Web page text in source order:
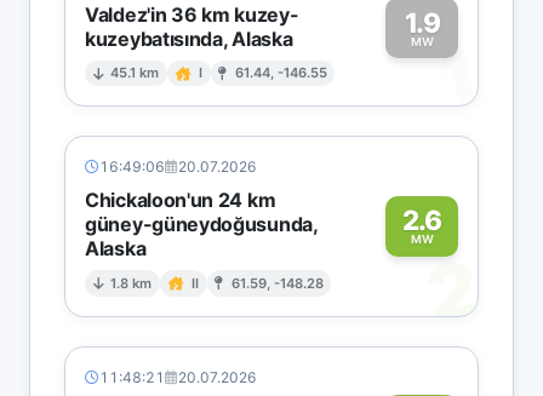
Valdez'in 36 km kuzey-
kuzeybatısında, Alaska
45.1 km I 61.44, -146.55
1.9
MW1
16:49:06 20.07.2026
Chickaloon'un 24 km
güney-güneydoğusunda,
Alaska
1.8 km II 61.59, -148.28
2.6
MW
2
11:48:21 20.07.2026